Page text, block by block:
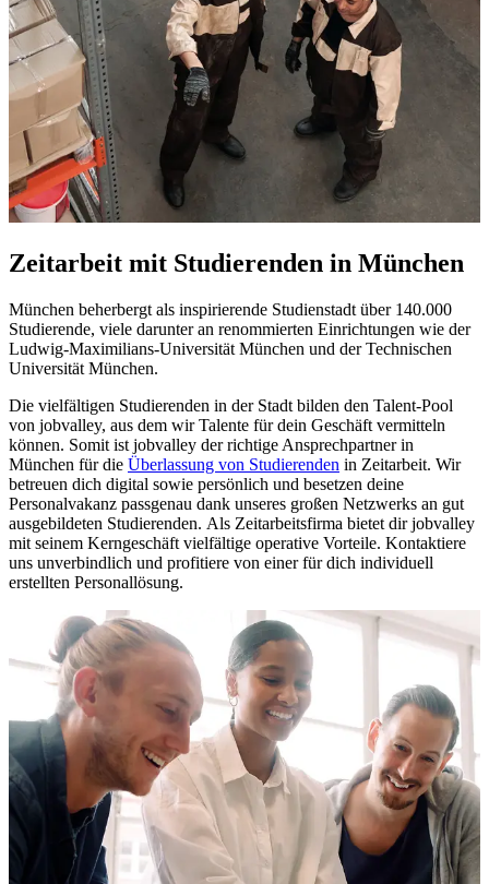
Zeitarbeit mit Studierenden in München
München beherbergt als inspirierende Studienstadt über 140.000
Studierende, viele darunter an renommierten Einrichtungen wie der
Ludwig-Maximilians-Universität München und der Technischen
Universität München.
Die vielfältigen Studierenden in der Stadt bilden den Talent-Pool
von jobvalley, aus dem wir Talente für dein Geschäft vermitteln
können. Somit ist jobvalley der richtige Ansprechpartner in
München für die Überlassung von Studierenden in Zeitarbeit. Wir
betreuen dich digital sowie persönlich und besetzen deine
Personalvakanz passgenau dank unseres großen Netzwerks an gut
ausgebildeten Studierenden. Als Zeitarbeitsfirma bietet dir jobvalley
mit seinem Kerngeschäft vielfältige operative Vorteile. Kontaktiere
uns unverbindlich und profitiere von einer für dich individuell
erstellten Personallösung.